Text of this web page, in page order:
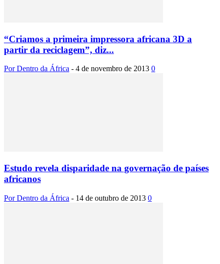
“Criamos a primeira impressora africana 3D a
partir da reciclagem”, diz...
Por Dentro da África - 4 de novembro de 2013 0
Estudo revela disparidade na governação de países
africanos
Por Dentro da África - 14 de outubro de 2013 0